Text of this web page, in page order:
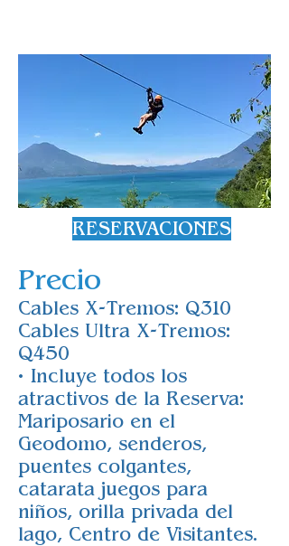
RESERVACIONES
Precio
Cables X-Tremos: Q310
Cables Ultra X-Tremos:
Q450
• Incluye todos los
atractivos de la Reserva:
Mariposario en el
Geodomo, senderos,
puentes colgantes,
catarata juegos para
niños, orilla privada del
lago, Centro de Visitantes.